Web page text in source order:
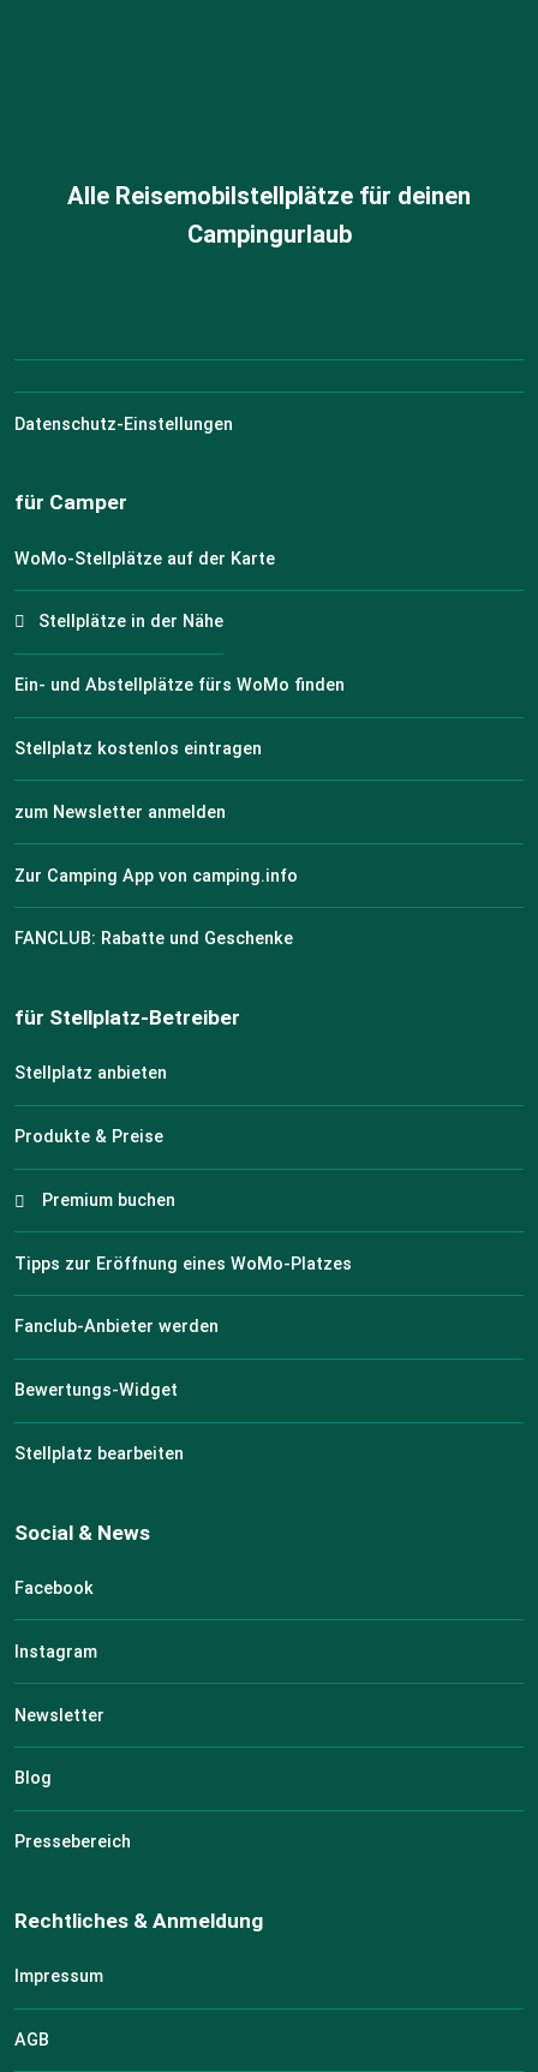
Alle Reisemobilstellplätze für deinen
Campingurlaub
Datenschutz-Einstellungen
für Camper
WoMo-Stellplätze auf der Karte
Stellplätze in der Nähe
Ein- und Abstellplätze fürs WoMo finden
Stellplatz kostenlos eintragen
zum Newsletter anmelden
Zur Camping App von camping.info
FANCLUB: Rabatte und Geschenke
für Stellplatz-Betreiber
Stellplatz anbieten
Produkte & Preise
Premium buchen
Tipps zur Eröffnung eines WoMo-Platzes
Fanclub-Anbieter werden
Bewertungs-Widget
Stellplatz bearbeiten
Social & News
Facebook
Instagram
Newsletter
Blog
Pressebereich
Rechtliches & Anmeldung
Impressum
AGB